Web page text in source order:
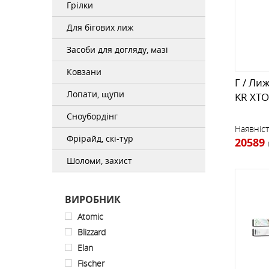
РЮКЗАКИ ФРІРАЙД, СКІТУР
ТЕРМОСИ
ПРОМАЛЬП
КОМПАСИ
ОКУЛЯРИ
РУШНИКИ
СУМКИ, ГАМАНЦІ, РЕМЕНІ
ШКАРПЕТКИ
ФРІРАЙД, СКІ-ТУР
Грілки
Для бігових лиж
Засоби для догляду, мазі
Ковзани
Лопати, щупи
Сноубордінг
Фрірайд, скі-тур
Шоломи, захист
ВИРОБНИК
Atomic
Blizzard
Elan
Fischer
Г /
KR
20589